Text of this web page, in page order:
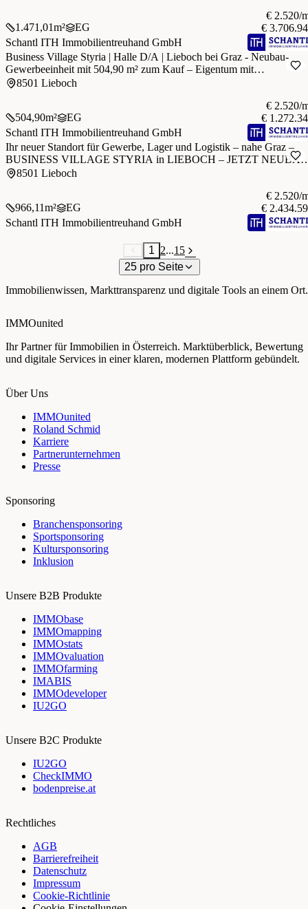
1.471,01m² EG
€ 2.520/
€
Schantl ITH Immobilientreuhand GmbH
Business Village Styria | Halle D/A | Lieboch bei Graz - Neubau-
Gewerbeeinheit mit 504,90 m² zum Kauf – Eigentum mit
Zukunftsperspektive
8501 Lieboch
504,90m² EG
€ 2.520/
€
Schantl ITH Immobilientreuhand GmbH
Ihr neuer Standort für Gewerbe, Lager und Logistik – nahe Graz –
BUSINESS VILLAGE STYRIA in LIEBOCH – JETZT
GEWERBEFLÄCHE KAUFEN!
8501 Lieboch
966,11m² EG
€ 2.520/
€
Schantl ITH Immobilientreuhand GmbH
1 2...15
25 pro Seite
Immobilienwissen, Markttransparenz und digitale Tools an einem Ort.
IMMOunited
Ihr Partner für Immobilien in Österreich. Marktüberblick, Bewertung
und digitale Services in einer klaren, modernen Plattform gebündelt.
Über Uns
IMMOunited
Roland Schmid
Karriere
Partnerunternehmen
Presse
Sponsoring
Branchensponsoring
Sportsponsoring
Kultursponsoring
Inklusion
Unsere B2B Produkte
IMMObase
IMMOmapping
IMMOstats
IMMOvaluation
IMMOfarming
IMABIS
IMMOdeveloper
IU2GO
Unsere B2C Produkte
IU2GO
CheckIMMO
bodenpreise.at
Rechtliches
AGB
Barrierefreiheit
Datenschutz
Impressum
Cookie-Richtlinie